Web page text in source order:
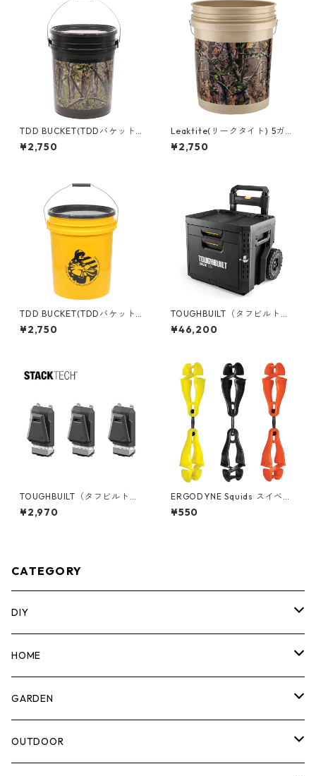
TDD BUCKET(TDDバケット)
5ガロンバケツ [ツリーカモ] フ
タ付き 05GLTDD-SWT
¥2,750
Leaktite(リークタイト) 5ガロ
ンバケツ [Real Tree] 05GLA
PG
¥2,750
TDD BUCKET(TDDバケット)
5ガロンバケツ [コントラクタ
ー] フタ付き 05GLTDD
¥2,750
TOUGHBUILT（タフビルト）S
TACK TECH(スタックテック)
ウィール2ドロワーボックス T
¥46,200
TOUGHBUILT（タフビルト）S
TACK TECH(スタックテック)
オプションClipTechハブ（3P
¥2,970
ERGODYNE Squids スイベル
グローブクリップ 3420
¥550
CATEGORY
DIY
マーカー
計測機器
腰袋・ツールホルスター
HOME
5ガロンバケツ
キッチン
GARDEN
剪定ばさみ
OUTDOOR